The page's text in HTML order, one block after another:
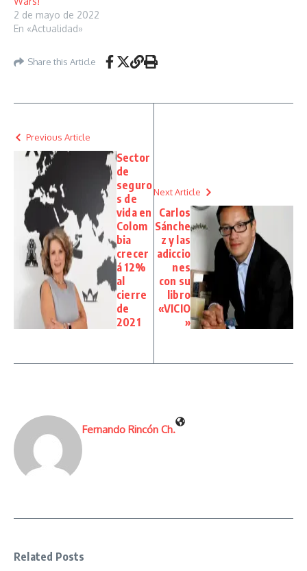
2 de mayo de 2022
En «Actualidad»
Share this Article
Previous Article
Sector
de
seguro
s de
vida en
Colom
bia
crecer
á 12%
al
cierre
de
2021
Next Article
Carlos
Sánche
z y las
adiccio
nes
con su
libro
«VICIO
»
Fernando Rincón Ch.
Related Posts